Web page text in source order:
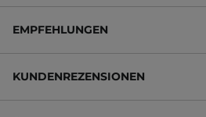
EMPFEHLUNGEN
KUNDENREZENSIONEN